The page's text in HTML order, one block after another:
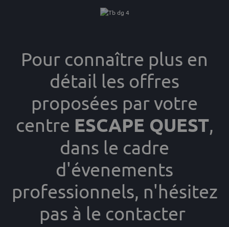
Pour connaître plus en
détail les offres
proposées par votre
centre ESCAPE QUEST,
dans le cadre
d'évenements
professionnels, n'hésitez
pas à le contacter